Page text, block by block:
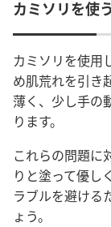
カミソリを使う
カミソリを使用
め肌荒れを引き
薄く、少し手の
ります。
これらの問題に
りと塗って優し
ラブルを避ける
ょう。